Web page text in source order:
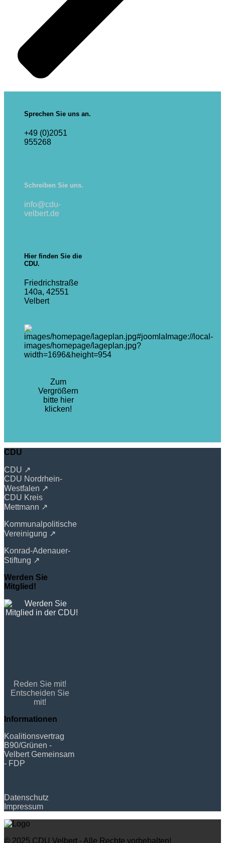
Sprechen Sie uns an.
+49 (0)2051
955268
Schreiben Sie uns.
info@cdu-
velbert.de
Hier finden Sie die
CDU.
Friedrichstraße
140a, 42551
Velbert
Zum
Vergrößern
bitte hier
klicken!
CDU
CDU ↗
CDU Nordrhein-
Westfalen ↗
CDU Kreis
Mettmann ↗
Kommunalpolitische
Vereinigung ↗
Konrad-Adenauer-
Stiftung ↗
Werden Sie
Mitglied!
Reden Sie mit!
Entscheiden Sie
mit!
Informationen
Koalitionsvertrag
B90/Grünen -
Velbert Gemeinsam
- FDP
Datenschutz
Impressum
© 2025 CDU Velbert - Alle Rechte vorbehalten!